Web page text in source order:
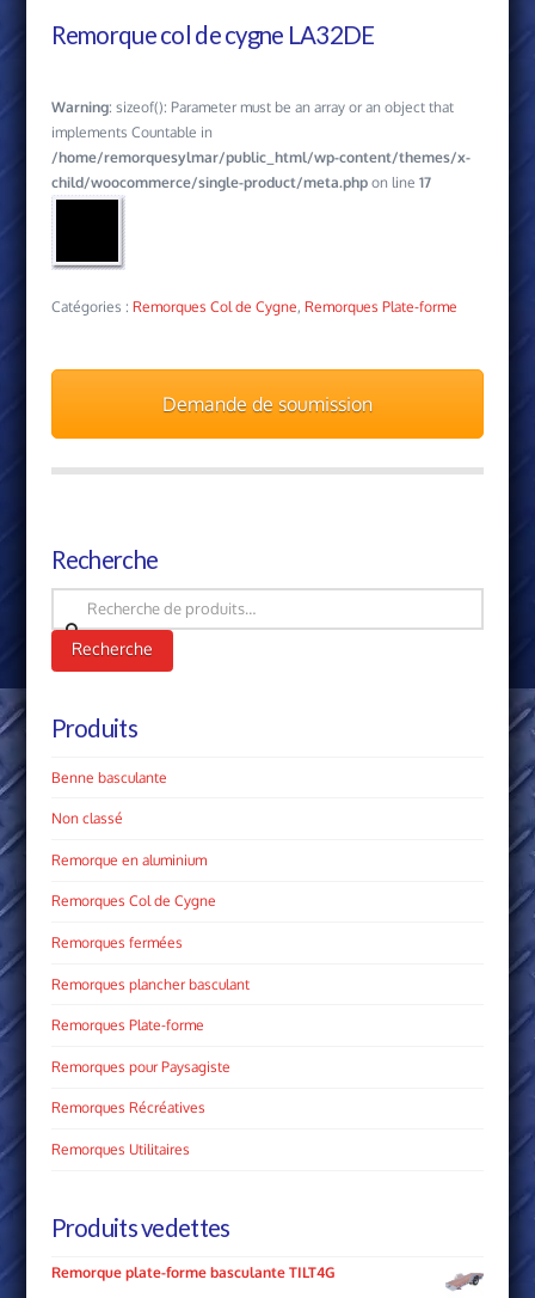
Remorque col de cygne LA32DE
Warning: sizeof(): Parameter must be an array or an object that
implements Countable in
/home/remorquesylmar/public_html/wp-content/themes/x-
child/woocommerce/single-product/meta.phpon line 17
Catégories : Remorques Col de Cygne, Remorques Plate­-forme
Demande de soumission
Recherche
Recherche
pour :
Recherche
Produits
Benne basculante
Non classé
Remorque en aluminium
Remorques Col de Cygne
Remorques fermées
Remorques plancher basculant
Remorques Plate­-forme
Remorques pour Paysagiste
Remorques Récréatives
Remorques Utilitaires
Produits vedettes
Remorque plate-forme basculante TILT4G